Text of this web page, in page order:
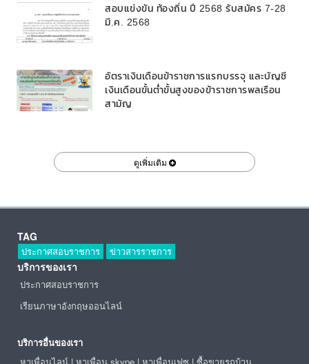
สอบแข่งขัน ท้องถิ่น ปี 2568 รับสมัคร 7-28
มี.ค. 2568
อัตราเงินเดือนข้าราชการแรกบรรจุ และบัญชี
เงินเดือนขั้นต่ำขั้นสูงของข้าราชการพลเรือน
สามัญ
ดูเพิ่มเติม
TAG
ประกาศสอบราชการ ข่าวสารราชการ
บริการของเรา
ประกาศสอบราชการ
เรียนภาษาอังกฤษออนไลน์
บริการอื่นของเรา